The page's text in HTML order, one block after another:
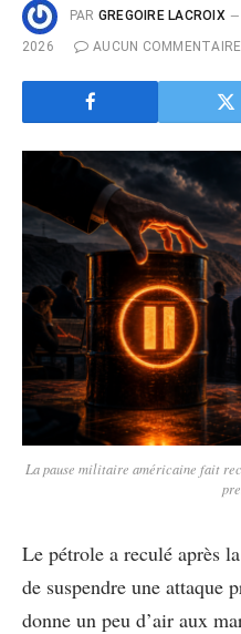
PAR GREGOIRE LACROIX
2026
AUCUN COMMENTAIRE
La pause militaire américaine fait
Le pétrole a reculé après
de suspendre une attaque
donne un peu d’air aux